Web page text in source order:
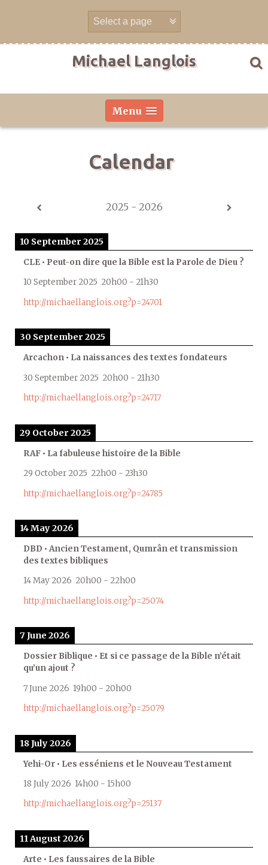
Michael Langlois
Menu
Calendar
2025 - 2026
10 September 2025
CLE • Peut-on dire que la Bible est la Parole de Dieu ?
10 September 2025 20h00 - 21h30
http://michaellanglois.org?p=24701
30 September 2025
Arcachon • La naissances des textes fondateurs
30 September 2025 20h00 - 21h30
http://michaellanglois.org?p=24717
29 October 2025
RAF • La fabuleuse histoire de la Bible
29 October 2025 22h00 - 23h30
http://michaellanglois.org?p=24785
14 May 2026
DBD • Ancien Testament, Qumrân et transmission
des textes bibliques
14 May 2026 20h00 - 22h00
http://michaellanglois.org?p=25074
7 June 2026
Dossier Biblique • Et si ce passage de la Bible n’était
qu’un ajout ?
7 June 2026 19h00 - 20h00
http://michaellanglois.org?p=25079
18 July 2026
Yehi-Or • Les esséniens et le Nouveau Testament
18 July 2026 14h00 - 15h00
http://michaellanglois.org?p=25137
11 August 2026
Arte • Les faussaires de la Bible